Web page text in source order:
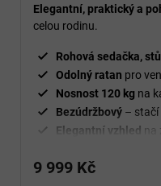
Elegantní, praktický a
celou rodinu.
Rohová sedačka,
Odolný ratan pro
Nosnost 120 kg na
Bezúdržbový –
Elegantní vzhled na
9 999 Kč